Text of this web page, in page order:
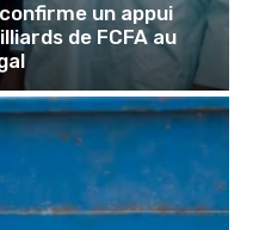
un appui
de FCFA au